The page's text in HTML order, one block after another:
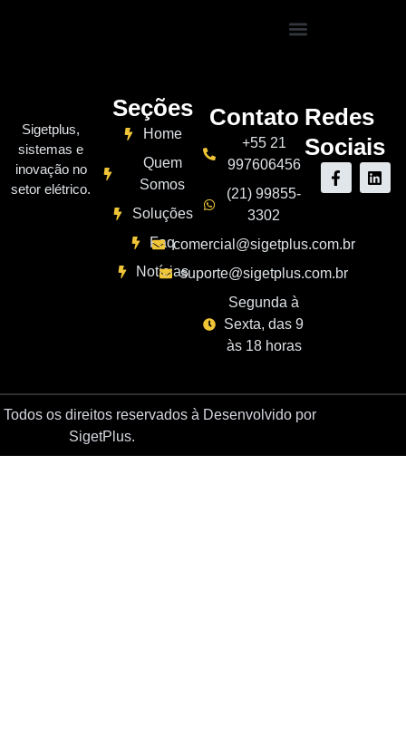
Sigetplus,
sistemas e
inovação no
setor elétrico.
Seções
Home
Quem
Somos
Soluções
Faq
Notícias
Contato
+55 21
997606456
(21) 99855-
3302
comercial@sigetplus.com.br
suporte@sigetplus.com.br
Segunda à
Sexta, das 9
às 18 horas
Redes
Sociais
Todos os direitos reservados à
SigetPlus.
Desenvolvido por